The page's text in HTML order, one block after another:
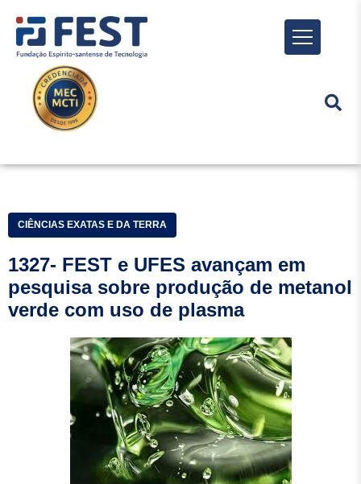
Menu
CIÊNCIAS EXATAS E DA TERRA
1327- FEST e UFES avançam em
pesquisa sobre produção de metanol
verde com uso de plasma